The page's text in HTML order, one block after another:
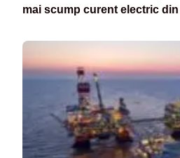
mai scump curent electric din